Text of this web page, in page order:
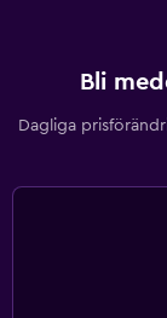
Bli
Dagliga